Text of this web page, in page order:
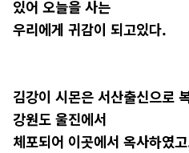
있어 오늘을 사는
우리에게 귀감이 되고있다.
김강이 시몬은 서산출신으로
강원도 울진에서
체포되어 이곳에서 옥사하였